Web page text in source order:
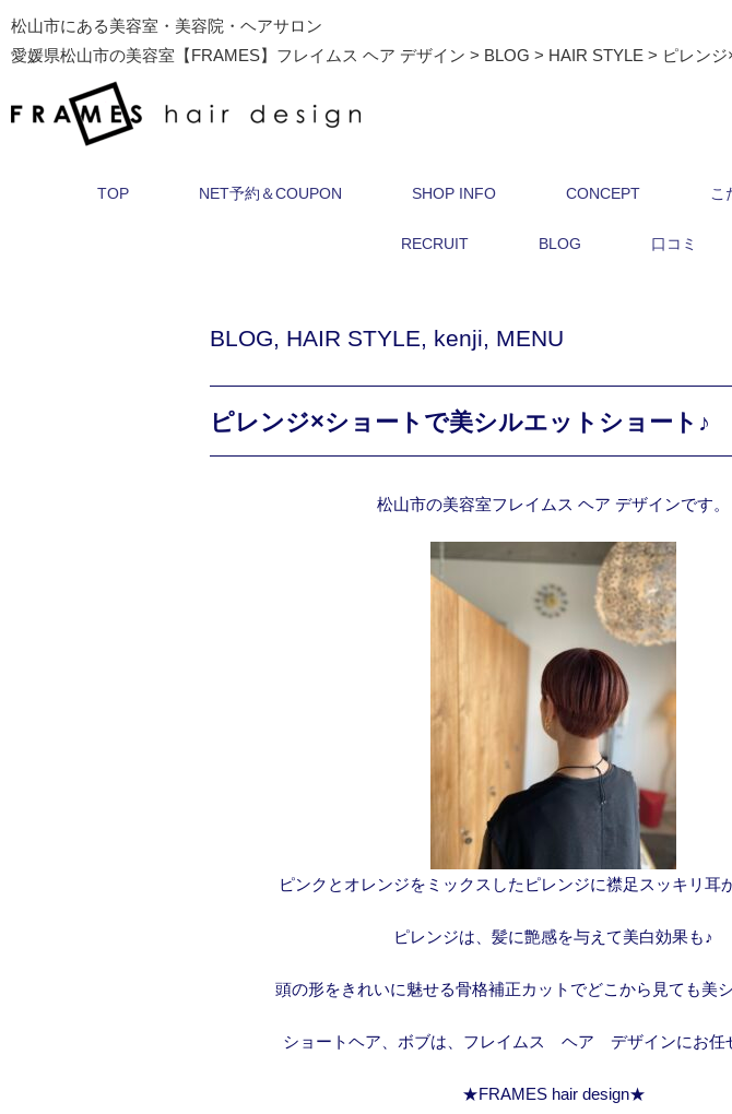
松山市にある美容室・美容院・ヘアサロン
愛媛県松山市の美容室【FRAMES】フレイムス ヘア デザイン > BLOG > HAIR STYLE > ピレン
TOP NET予約＆COUPON SHOP INFO CONCEPT こ
RECRUIT BLOG 口コミ
BLOG, HAIR STYLE, kenji, MENU
ピレンジ×ショートで美シルエットショート♪
松山市の美容室フレイムス ヘア デザインです。
ピンクとオレンジをミックスしたピレンジに襟足スッキリ耳
ピレンジは、髪に艶感を与えて美白効果も♪
頭の形をきれいに魅せる骨格補正カットでどこから見ても美
ショートヘア、ボブは、フレイムス ヘア デザインにお任
★FRAMES hair design★